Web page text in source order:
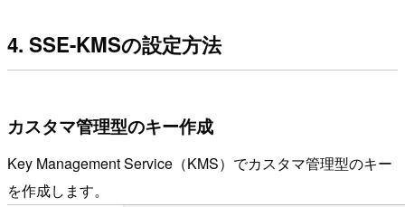
4. SSE-KMSの設定方法
カスタマ管理型のキー作成
Key Management Service（KMS）でカスタマ管理型のキー
を作成します。